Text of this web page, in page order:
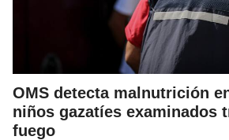
OMS detecta malnutrición
niños gazatíes examinados
fuego